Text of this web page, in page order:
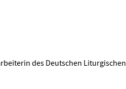
des Deutschen Liturgischen